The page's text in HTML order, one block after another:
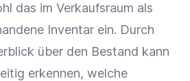
das im Verkaufsraum als
Inventar ein. Durch
über den Bestand kann
erkennen, welche